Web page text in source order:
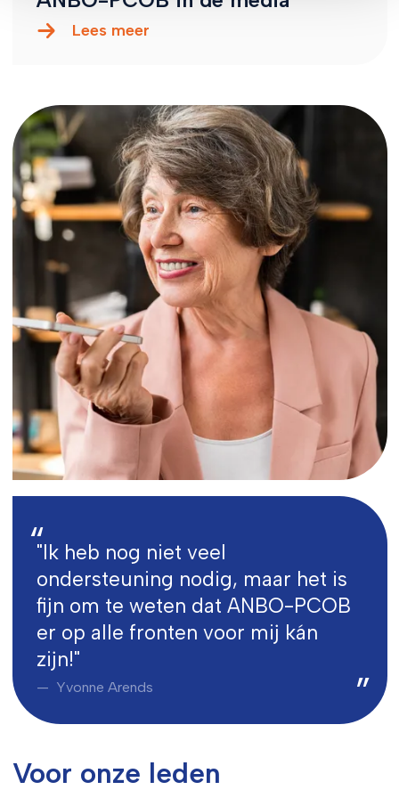
Lees meer
"Ik heb nog niet veel
ondersteuning nodig, maar het is
fijn om te weten dat ANBO-PCOB
er op alle fronten voor mij kán
zijn!"
Yvonne Arends
Voor onze leden